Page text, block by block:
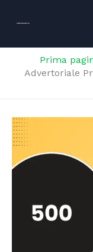
e- Advertorial.ro
Prima
Advertoriale
Cantitate
Redactare
500
Advertoriale
Strategii